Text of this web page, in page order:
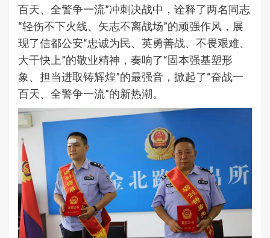
百天、全警争一流”冲刺决战中，诠释了两名同志
“轻伤不下火线、矢志不离战场”的顽强作风，展
现了信都公安“忠诚为民、英勇善战、不畏艰难、
大干快上”的敬业精神，奏响了“固本强基塑形
象、担当进取铸辉煌”的最强音，掀起了“奋战一
百天、全警争一流”的新热潮。